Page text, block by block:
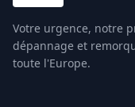
Votre urgence, notre
dépannage et
toute l'Europe.